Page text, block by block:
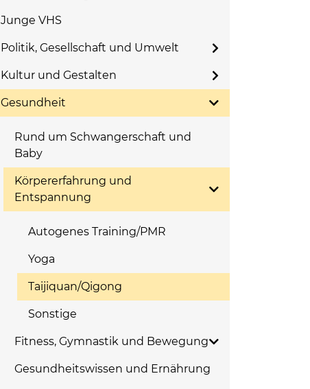
Junge VHS
Politik, Gesellschaft und Umwelt
Kultur und Gestalten
Gesundheit
Rund um Schwangerschaft und
Baby
Körpererfahrung und
Entspannung
Autogenes Training/PMR
Yoga
Taijiquan/Qigong
Sonstige
Fitness, Gymnastik und Bewegung
Gesundheitswissen und Ernährung